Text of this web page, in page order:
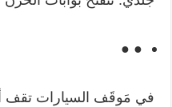
● ●
في مَوقَف السيارات تقف